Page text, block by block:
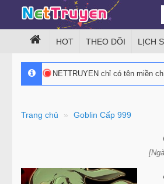
HOT THEO DÕI LỊCH
NETTRUYEN chỉ có tên miền
Trang chủ Goblin Cấp 999